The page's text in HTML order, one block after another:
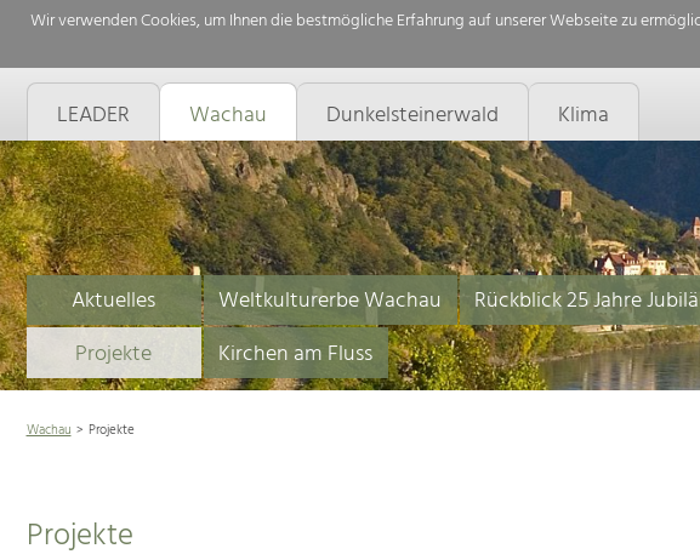
Wir verwenden Cookies, um Ihnen die bestmögliche Erfahrung auf unserer Webseite zu
LEADER Wachau Dunkelsteinerwald Klima
Aktuelles Weltkulturerbe Wachau Rückblick 25 Jahre
Projekte
Kirchen am Fluss
Wachau Projekte
Projekte